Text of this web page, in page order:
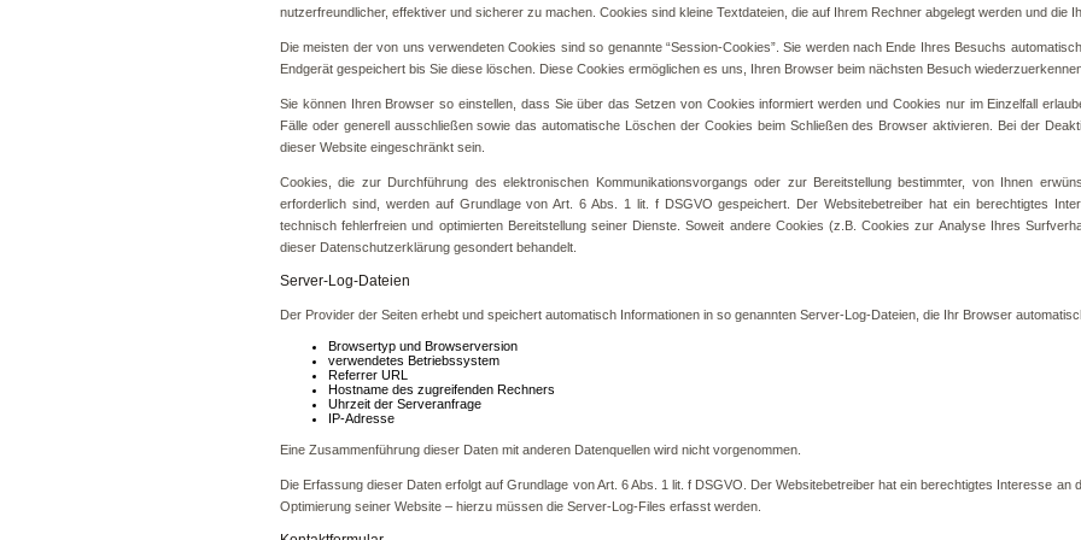
nutzerfreundlicher, effektiver und sicherer zu machen. Cookies sind kleine Textdateien, die auf Ihrem Rechner abgelegt werden und die
Die meisten der von uns verwendeten Cookies sind so genannte “Session-Cookies”. Sie werden nach Ende Ihres Besuchs
Endgerät gespeichert bis Sie diese löschen. Diese Cookies ermöglichen es uns, Ihren Browser beim nächsten Besuch
Sie können Ihren Browser so einstellen, dass Sie über das Setzen von Cookies informiert werden und Cookies nur im Einzelfall
Fälle oder generell ausschließen sowie das automatische Löschen der Cookies beim Schließen des Browser aktivieren. Bei der
dieser Website eingeschränkt sein.
Cookies, die zur Durchführung des elektronischen Kommunikationsvorgangs oder zur Bereitstellung bestimmter, von Ihnen
erforderlich sind, werden auf Grundlage von Art. 6 Abs. 1 lit. f DSGVO gespeichert. Der Websitebetreiber hat ein berechtigtes
technisch fehlerfreien und optimierten Bereitstellung seiner Dienste. Soweit andere Cookies (z.B. Cookies zur Analyse Ihres
dieser Datenschutzerklärung gesondert behandelt.
Server-Log-Dateien
Der Provider der Seiten erhebt und speichert automatisch Informationen in so genannten Server-Log-Dateien, die Ihr Browser
Browsertyp und Browserversion
verwendetes Betriebssystem
Referrer URL
Hostname des zugreifenden Rechners
Uhrzeit der Serveranfrage
IP-Adresse
Eine Zusammenführung dieser Daten mit anderen Datenquellen wird nicht vorgenommen.
Die Erfassung dieser Daten erfolgt auf Grundlage von Art. 6 Abs. 1 lit. f DSGVO. Der Websitebetreiber hat ein berechtigtes Interesse an
Optimierung seiner Website – hierzu müssen die Server-Log-Files erfasst werden.